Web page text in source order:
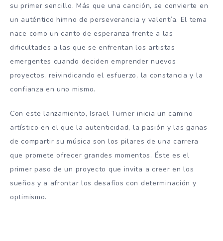
su primer sencillo. Más que una canción, se convierte en
un auténtico himno de perseverancia y valentía. El tema
nace como un canto de esperanza frente a las
dificultades a las que se enfrentan los artistas
emergentes cuando deciden emprender nuevos
proyectos, reivindicando el esfuerzo, la constancia y la
confianza en uno mismo.
Con este lanzamiento, Israel Turner inicia un camino
artístico en el que la autenticidad, la pasión y las ganas
de compartir su música son los pilares de una carrera
que promete ofrecer grandes momentos. Éste es el
primer paso de un proyecto que invita a creer en los
sueños y a afrontar los desafíos con determinación y
optimismo.